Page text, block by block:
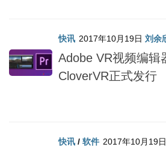
快讯 2017年10月19日 刘余
Adobe VR视频编辑
CloverVR正式发行
快讯 / 软件 2017年10月19日